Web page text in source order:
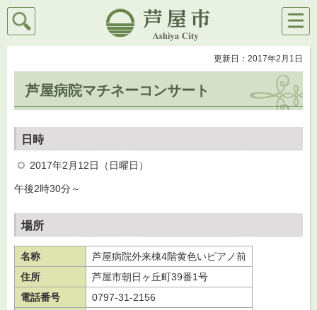
芦屋市
検索
メニ
ュー
更新日：2017年2月1日
芦屋病院マチネーコンサート
日時
2017年2月12日（日曜日）
午後2時30分～
場所
名称
芦屋病院外来棟4階黄色いピアノ前
住所
芦屋市朝日ヶ丘町39番1号
電話番号
0797-31-2156